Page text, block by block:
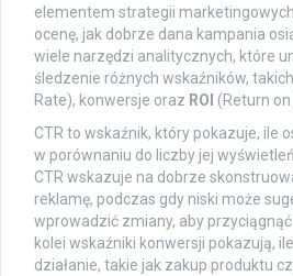
elementem strategii
ocenę, jak dobrze dana kampania
wiele narzędzi analitycznych, które
śledzenie różnych wskaźników,
Rate), konwersje oraz ROI (Return
CTR to wskaźnik, który pokazuje, ile
w porównaniu do liczby jej
CTR wskazuje na dobrze
reklamę, podczas gdy niski może
wprowadzić zmiany, aby
kolei wskaźniki konwersji pokazują,
działanie, takie jak zakup produktu